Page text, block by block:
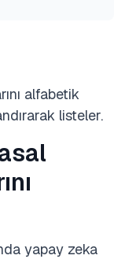
alfabetik
listeler.
yapay zeka